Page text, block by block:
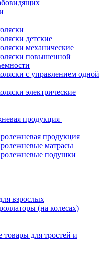
детские
механические
повышенной
с управлением одной
электрические
продукция
продукция
матрасы
подушки
взрослых
(на колесах)
для тростей и